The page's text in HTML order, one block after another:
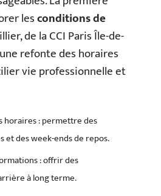
lesconditions de
de la CCI Paris Île-de-
refonte des horaires
vie professionnelle et
horaires : permettre des
et des week-ends de repos.
: offrir des
à long terme.